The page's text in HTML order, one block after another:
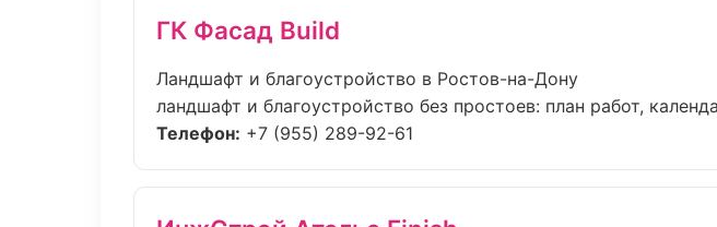
ГК Фасад Build
Ландшафт и благоустройство в Ростов-на-Дону
ландшафт и благоустройство без простоев: план работ,
Телефон: +7 (955) 289-92-61